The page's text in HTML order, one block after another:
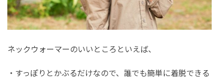
ネックウォーマーのいいところといえば、
・すっぽりとかぶるだけなので、誰でも簡単に着脱できる